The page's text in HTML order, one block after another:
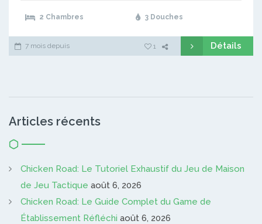
2 Chambres 3 Douches
7 mois depuis 1 Détails
Articles récents
Chicken Road: Le Tutoriel Exhaustif du Jeu de Maison
de Jeu Tactique août 6, 2026
Chicken Road: Le Guide Complet du Game de
Établissement Réfléchi août 6, 2026